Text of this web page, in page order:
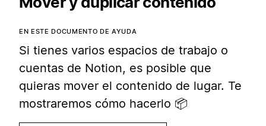
EN ESTE DOCUMENTO DE AYUDA
Si tienes varios espacios de trabajo o
cuentas de Notion, es posible que
quieras mover el contenido de lugar. Te
mostraremos cómo hacerlo 📦